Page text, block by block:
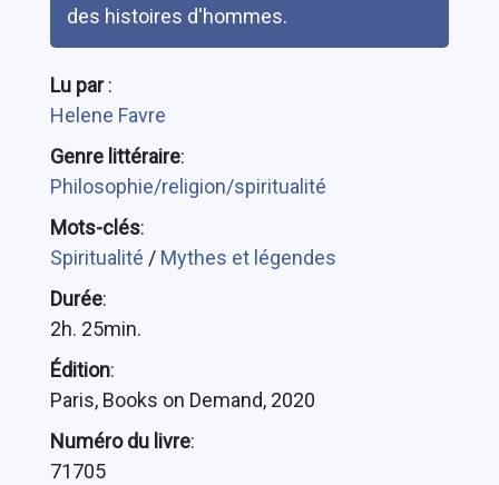
des histoires d'hommes.
Lu par:
Helene Favre
Genre littéraire:
Philosophie/religion/spiritualité
Mots-clés:
Spiritualité / Mythes et légendes
Durée:
2h. 25min.
Édition:
Paris, Books on Demand, 2020
Numéro du livre:
71705